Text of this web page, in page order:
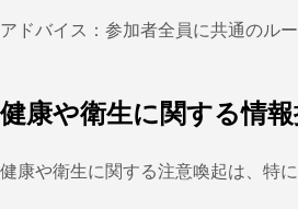
アドバイス：参加者全員に共通のル
健康や衛生に関する情
健康や衛生に関する注意喚起は、特